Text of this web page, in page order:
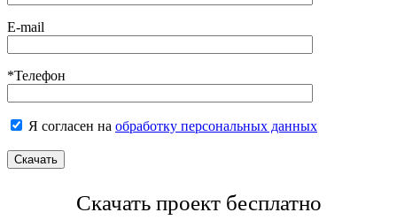
E-mail
*Телефон
Я согласен на обработку персональных данных
Скачать проект бесплатно